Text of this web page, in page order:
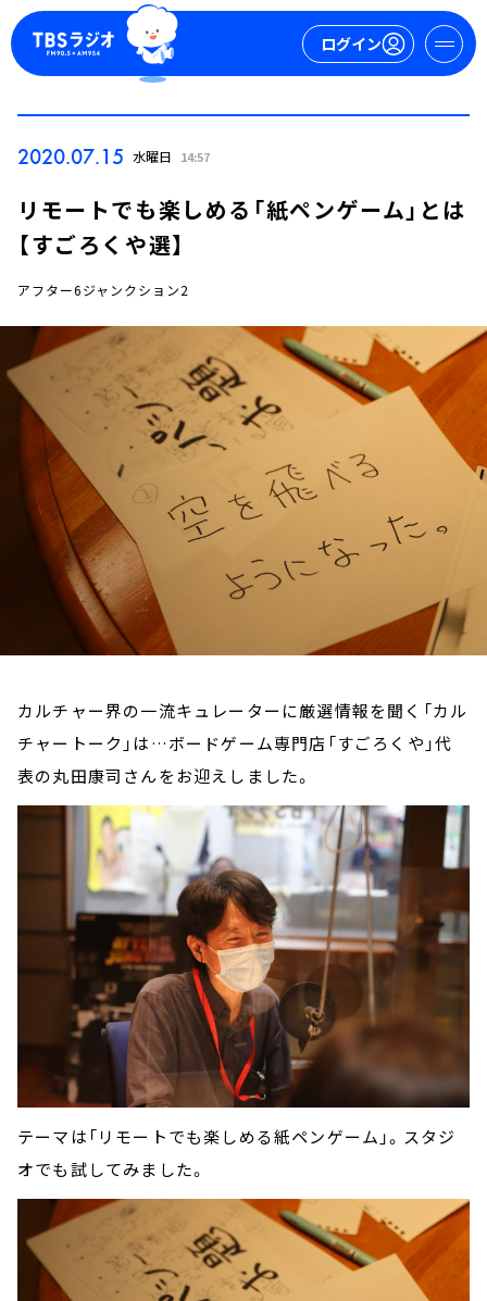
ログイン
今日の番組表
週間番組表
トピックス
TBS Podcast
お知らせ
イベント・グッズ
YouTube
会社情報
2020.07.15 水曜日 14:57
リモートでも楽しめる「紙ペンゲーム」とは
【すごろくや選】
アフター6ジャンクション2
カルチャー界の一流キュレーターに厳選情報を聞く「カル
チャートーク」は…ボードゲーム専門店「すごろくや」代
表の丸田康司さんをお迎えしました。
テーマは「リモートでも楽しめる紙ペンゲーム」。スタジ
オでも試してみました。